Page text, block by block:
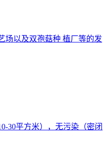
场以及双孢菇种 植厂等的发
30平方米），无污染（密闭